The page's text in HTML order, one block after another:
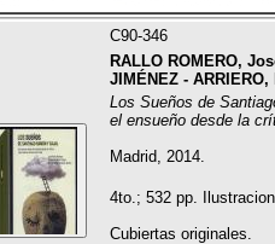
C90-346
RALLO ROMERO,
JIMÉNEZ -
Los Sueños de
el ensueño desde la
Madrid, 2014.
4to.; 532 pp.
Cubiertas originales.